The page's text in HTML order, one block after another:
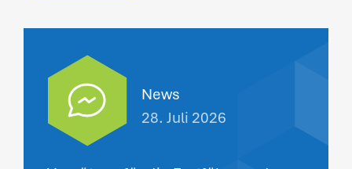
News
28. Juli 2026